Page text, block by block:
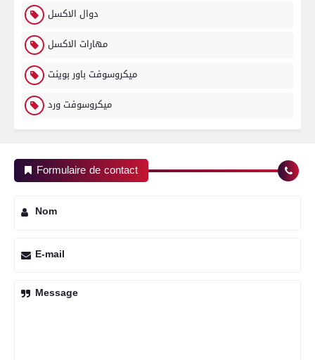
دوال الاكسل
مهارات الاكسل
ميكروسوفت باور بوينت
ميكروسوفت ورد
Formulaire de contact
Nom
E-mail
Message